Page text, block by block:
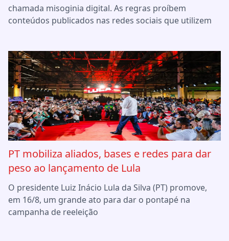
chamada misoginia digital. As regras proíbem
conteúdos publicados nas redes sociais que utilizem
PT mobiliza aliados, bases e redes para dar
peso ao lançamento de Lula
O presidente Luiz Inácio Lula da Silva (PT) promove,
em 16/8, um grande ato para dar o pontapé na
campanha de reeleição